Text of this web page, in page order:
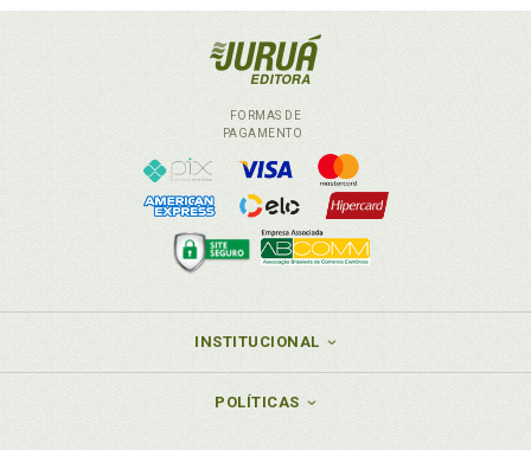
FORMAS DE
PAGAMENTO
INSTITUCIONAL
POLÍTICAS